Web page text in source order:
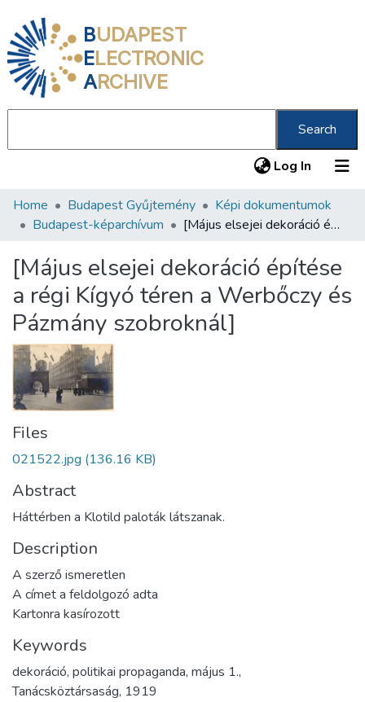
BUDAPEST
ELECTRONIC
ARCHIVE
Search
Log In (current)
Communities & Collections
Statistics
About us
Home Budapest Gyűjtemény
Képi dokumentumok
Budapest-képarchívum
[Május elsejei dekoráció építése a régi Kígyó téren a Werbőczy és Pázmány szobroknál]
[Május elsejei dekoráció építése
a régi Kígyó téren a Werbőczy és
Pázmány szobroknál]
Files
021522.jpg (136.16 KB)
Abstract
Háttérben a Klotild paloták látszanak.
Description
A szerző ismeretlen
A címet a feldolgozó adta
Kartonra kasírozott
Keywords
dekoráció, politikai propaganda, május 1.,
Tanácsköztársaság, 1919